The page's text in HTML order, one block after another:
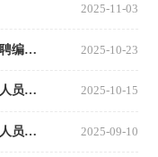
2025-11-03
重庆市大足区人民医院医共体单位招聘编外人员的启事 2025-10-23
重庆医科大学附属大足医院招聘保安人员的启事 2025-10-15
重庆医科大学附属大足医院招聘保安人员的启事 2025-09-10